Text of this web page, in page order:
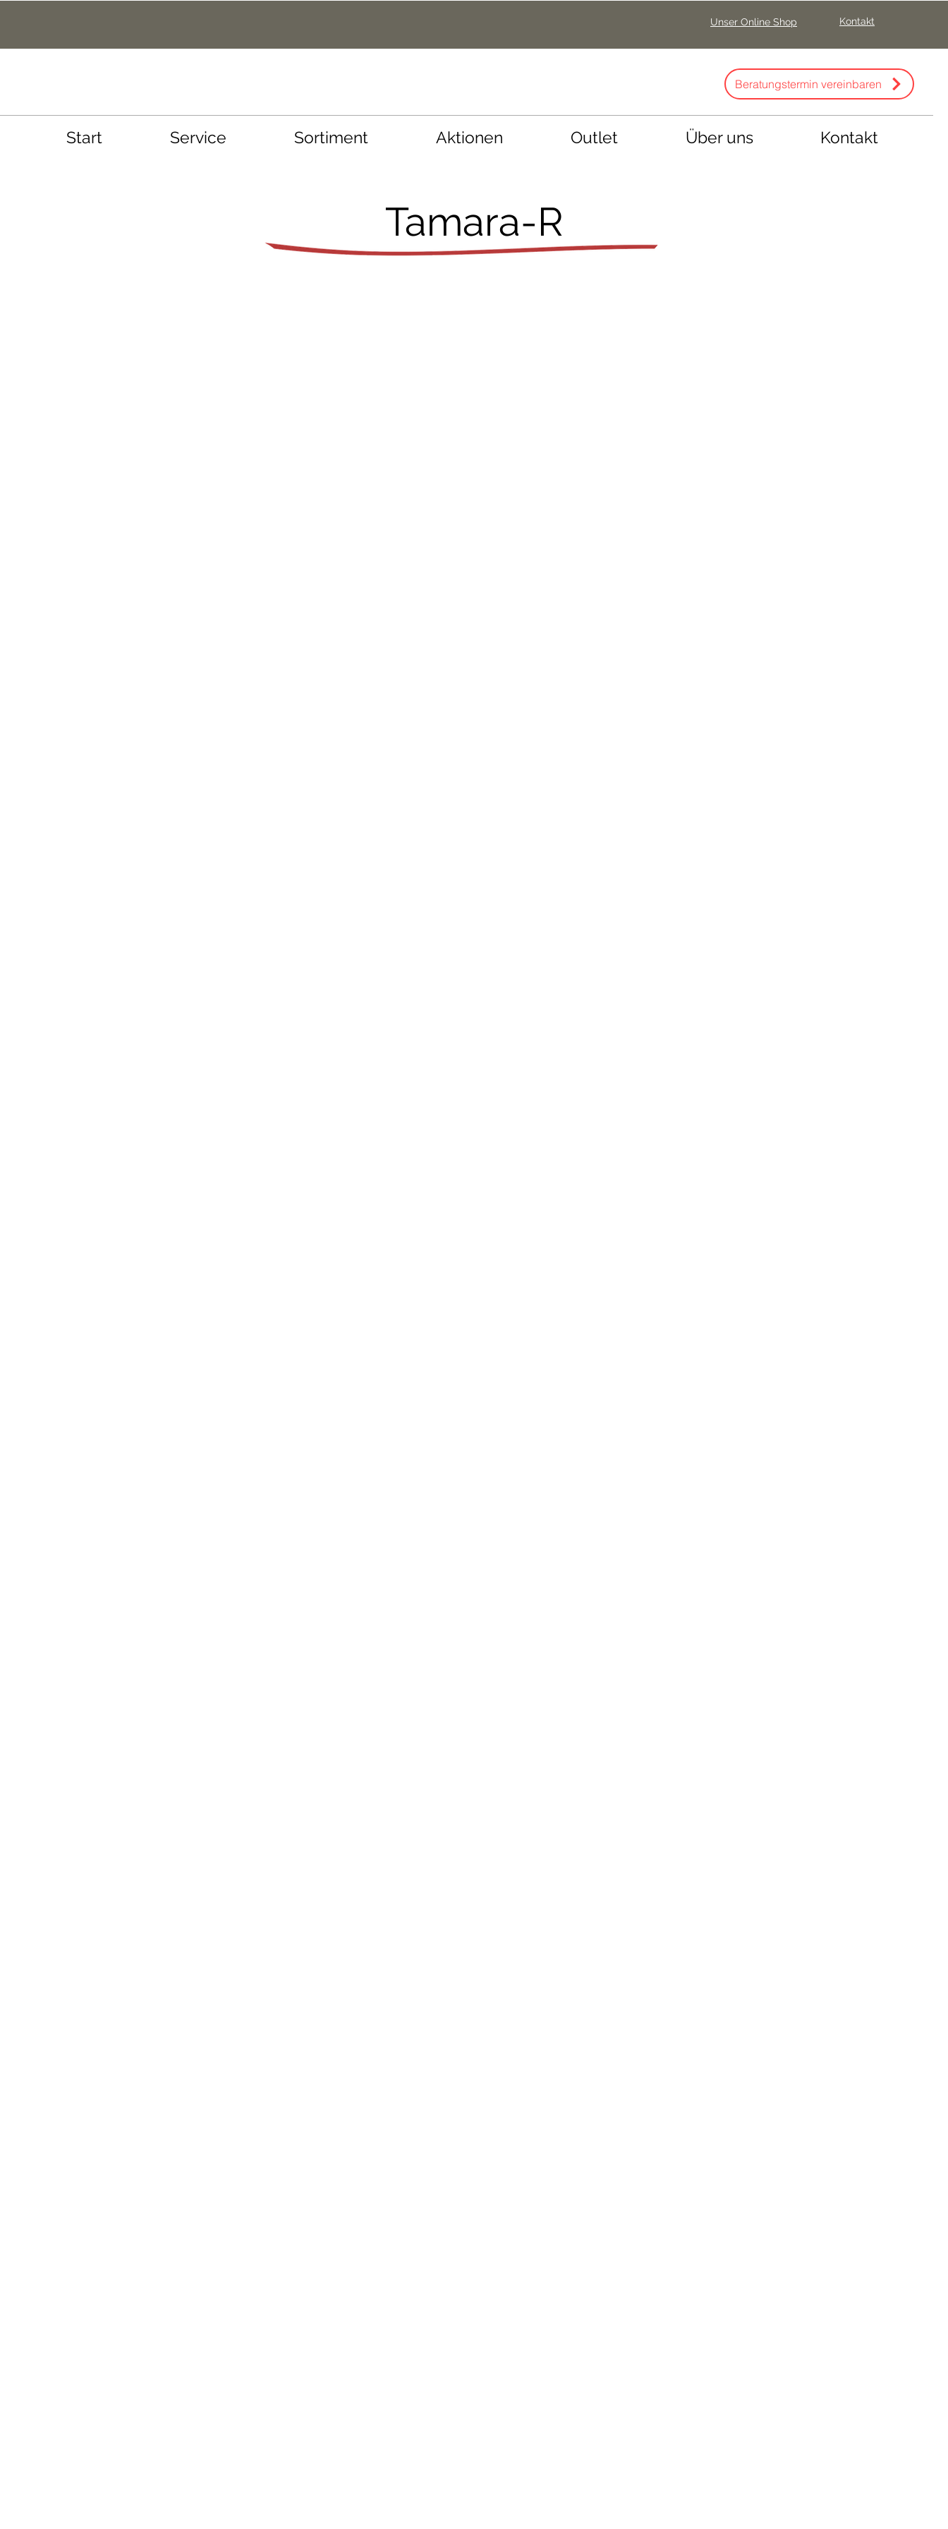
Unser Online Shop Kontakt
Beratungstermin vereinbaren
Start Service Sortiment Aktionen Outlet Über uns Kontakt
Tamara-R